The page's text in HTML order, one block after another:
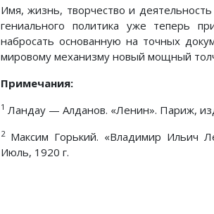
Имя, жизнь, творчество и
гениального политика уже теперь
набросать основанную на точных
мировому механизму новый мощный
Примечания:
1 Ландау — Алданов. «Ленин». Париж,
2Максим Горький. «Владимир Ильич
Июль, 1920 г.